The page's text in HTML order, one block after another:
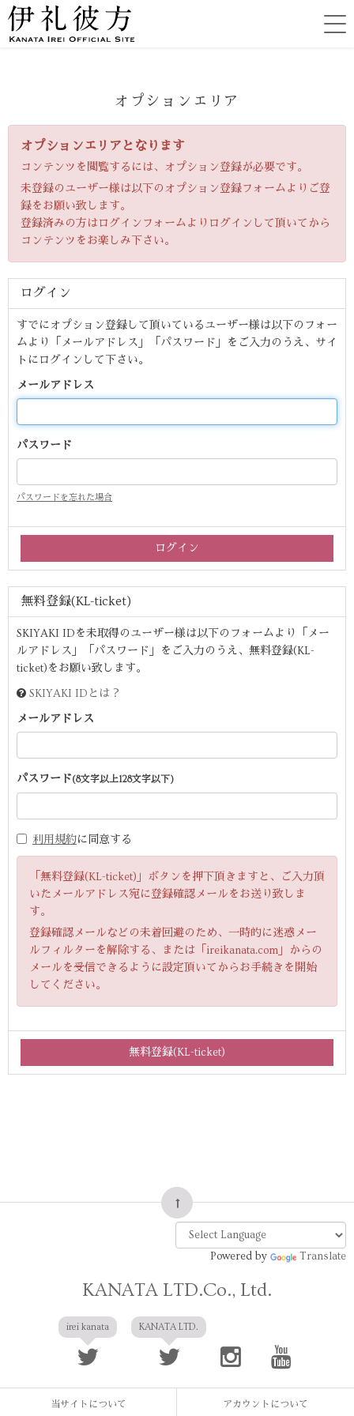
オプションエリア
オプションエリアとなります
コンテンツを閲覧するには、オプション登録が必要です。
未登録のユーザー様は以下のオプション登録フォームよりご登
録をお願い致します。
登録済みの方はログインフォームよりログインして頂いてから
コンテンツをお楽しみ下さい。
ログイン
すでにオプション登録して頂いているユーザー様は以下のフォー
ムより「メールアドレス」「パスワード」をご入力のうえ、サイ
トにログインして下さい。
メールアドレス
パスワード
パスワードを忘れた場合
無料登録(KL-ticket)
SKIYAKI IDを未取得のユーザー様は以下のフォームより「メー
ルアドレス」「パスワード」をご入力のうえ、無料登録(KL-
ticket)をお願い致します。
SKIYAKI IDとは？
メールアドレス
パスワード(8文字以上128文字以下)
利用規約に同意する
「無料登録(KL-ticket)」ボタンを押下頂きますと、ご入力頂
いたメールアドレス宛に登録確認メールをお送り致しま
す。
登録確認メールなどの未着回避のため、一時的に迷惑メー
ルフィルターを解除する、または「ireikanata.com」からの
メールを受信できるように設定頂いてからお手続きを開始
してください。
Powered by Translate
KANATA LTD.Co., Ltd.
irei kanata KANATA LTD.
当サイトについて アカウントについて